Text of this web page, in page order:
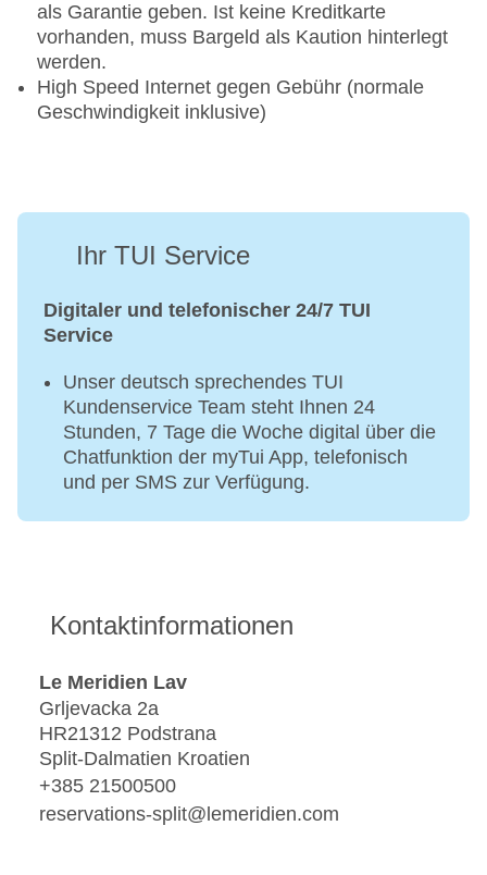
als Garantie geben. Ist keine Kreditkarte
vorhanden, muss Bargeld als Kaution hinterlegt
werden.
High Speed Internet gegen Gebühr (normale
Geschwindigkeit inklusive)
Ihr TUI Service
Digitaler und telefonischer 24/7 TUI
Service
Unser deutsch sprechendes TUI
Kundenservice Team steht Ihnen 24
Stunden, 7 Tage die Woche digital über die
Chatfunktion der myTui App, telefonisch
und per SMS zur Verfügung.
Kontaktinformationen
Le Meridien Lav
Grljevacka 2a
HR21312 Podstrana
Split-Dalmatien Kroatien
+385 21500500
reservations-split@lemeridien.com